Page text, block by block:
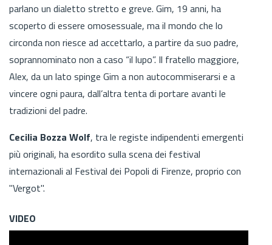
parlano un dialetto stretto e greve. Gim, 19 anni, ha
scoperto di essere omosessuale, ma il mondo che lo
circonda non riesce ad accettarlo, a partire da suo padre,
soprannominato non a caso “il lupo”. Il fratello maggiore,
Alex, da un lato spinge Gim a non autocommiserarsi e a
vincere ogni paura, dall’altra tenta di portare avanti le
tradizioni del padre.
Cecilia Bozza Wolf, tra le registe indipendenti emergenti
più originali, ha esordito sulla scena dei festival
internazionali al Festival dei Popoli di Firenze, proprio con
"Vergot".
VIDEO